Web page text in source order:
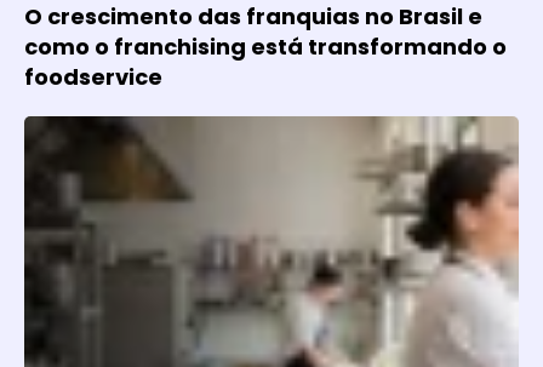
O crescimento das franquias no Brasil e
como o franchising está transformando o
foodservice